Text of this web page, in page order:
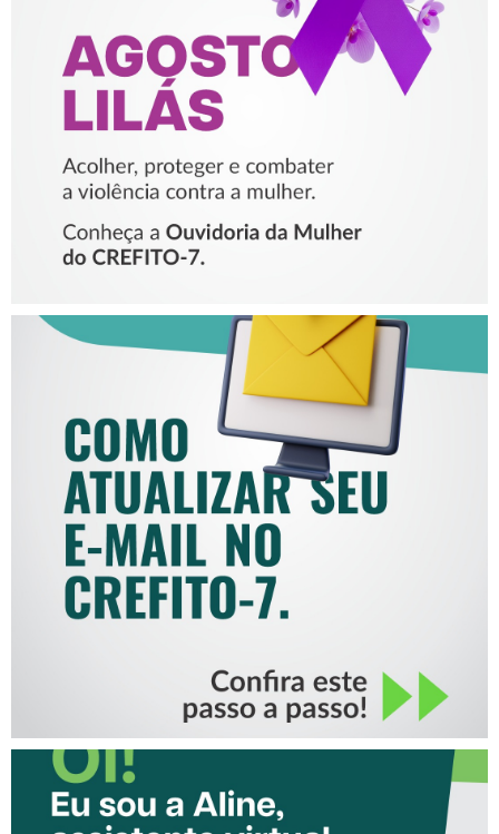
AGOSTO LILÁS – ACOLHER,
PROTEGER E COMBATER A
VIOLÊNCIA CONTRA A
MULHER
COMO ATUALIZAR SEU E-
MAIL NO CREFITO-7